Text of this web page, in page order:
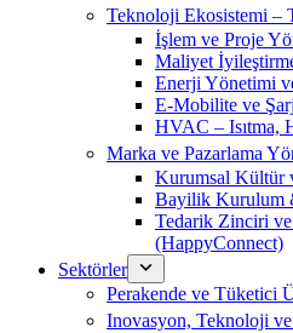
Teknoloji Ekosistemi –
İşlem ve Proje
Maliyet
Enerji Yönetimi
E-Mobilite ve
HVAC – Isıtma,
Marka ve Pazarlama
Kurumsal Kültür
Bayilik Kurulum
Tedarik Zinciri
(HappyConnect)
Sektörler
Perakende ve Tüketici
Inovasyon, Teknoloji